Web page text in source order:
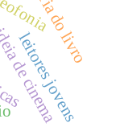
cinema
leitores jovens